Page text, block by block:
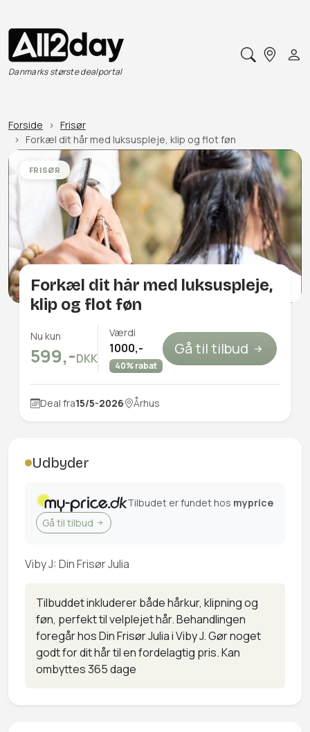
Danmarks største dealportal
Forside
Frisør
Forkæl dit hår med luksuspleje, klip og flot føn
FRISØR
Forkæl dit hår med luksuspleje,
klip og flot føn
Nu kun
599,-DKK
Værdi
1000,-
40% rabat
Gå til tilbud
Deal fra15/5-2026 Århus
Udbyder
Tilbudet er fundet hos myprice
Gå til tilbud
Viby J: Din Frisør Julia
Tilbuddet inkluderer både hårkur, klipning og
føn, perfekt til velplejet hår. Behandlingen
foregår hos Din Frisør Julia i Viby J. Gør noget
godt for dit hår til en fordelagtig pris.Kan
ombyttes 365 dage